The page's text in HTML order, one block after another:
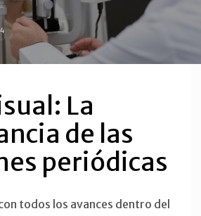
La
de las
periódicas
todos los avances dentro del